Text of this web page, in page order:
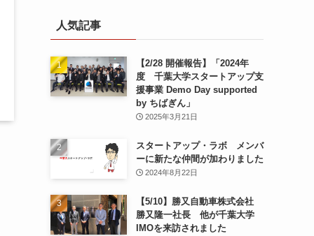
人気記事
【2/28 開催報告】「2024年
度 千葉大学スタートアップ支
援事業 Demo Day supported
by ちばぎん」
2025年3月21日
スタートアップ・ラボ メンバ
ーに新たな仲間が加わりました
2024年8月22日
【5/10】勝又自動車株式会社
勝又隆一社長 他が千葉大学
IMOを来訪されました